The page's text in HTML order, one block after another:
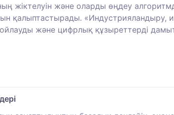
жіктелуін және оларды өңдеу
қалыптастырады.
және цифрлық құзыреттерді